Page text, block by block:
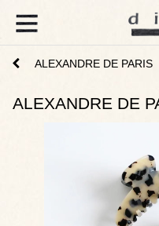
ALEXANDRE DE PARIS
ALEXANDRE DE